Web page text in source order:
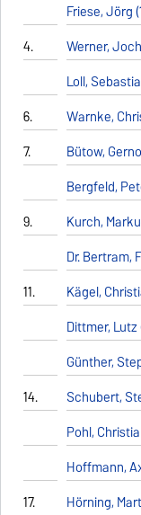
Friese, Jörg
4.
Werner,
Loll,
6.
Warnke,
7.
Bütow,
Bergfeld,
9.
Kurch,
Dr. Bertram,
11.
Kägel,
Dittmer, Lutz
Günther,
14.
Schubert,
Pohl,
Hoffmann,
17.
Hörning,